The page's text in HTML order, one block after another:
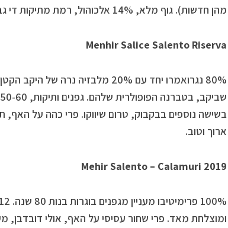
מהן חדשות). גוף מלא, 14% אלכוהול, רמת מתיקות די גבוהה אשר כמעט ואינה מורגשת, סיום די ארוך.
Menhir Salice Salento Riserva
80% נגרואמרו יחד עם 20% מלבזיה
ארוך וטוב.
Mehir Salento – Calamuri 2019